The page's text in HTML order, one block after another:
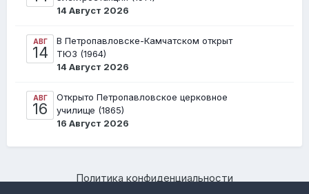
14 Август 2026
АВГ
14
В Петропавловске-Камчатском открыт
ТЮЗ (1964)
14 Август 2026
АВГ
16
Открыто Петропавловское церковное
училище (1865)
16 Август 2026
Политика конфиденциальности